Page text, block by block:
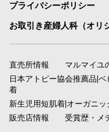
プライバシーポリシー
お取引き産婦人科（オリ
直売所情報
マルマイユ
日本アトピー協会推薦品|
着
新生児用短肌着|オーガニ
販売店情報
受賞歴・メ